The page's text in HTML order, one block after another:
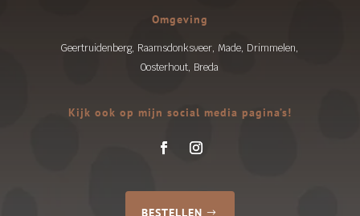
Omgeving
Geertruidenberg, Raamsdonksveer, Made, Drimmelen,
Oosterhout, Breda
Kijk ook op mijn social media pagina’s!
BESTELLEN